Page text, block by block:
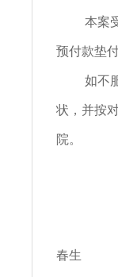
本案
预付款垫
如不
状，并按
院。
春生